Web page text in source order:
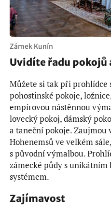
Zámek Kunín
Uvidíte řadu pokojů
Můžete si tak při
pohostinské pokoje,
empírovou nástěnnou
lovecký pokoj, dámský
a taneční pokoje.
Hohenemsů ve velkém
s původní výmalbou.
zámecké půdy s
systémem.
Zajímavost